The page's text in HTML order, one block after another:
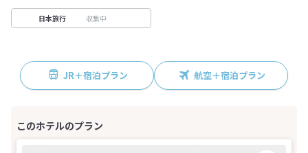
日本旅行 収集中
JR＋宿泊プラン 航空＋宿泊プラン